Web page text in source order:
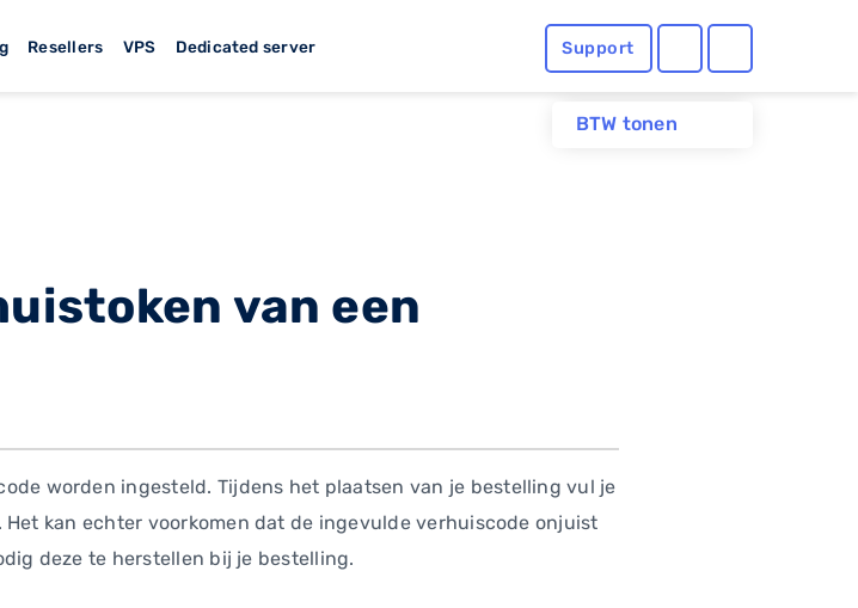
Resellers VPS Dedicated server Support
BTW tonen
van een
worden ingesteld. Tijdens het plaatsen van je bestelling vul je
kan echter voorkomen dat de ingevulde verhuiscode onjuist
deze te herstellen bij je bestelling.